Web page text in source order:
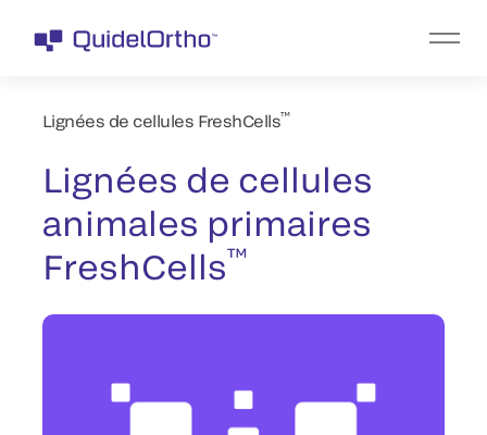
Lignées de cellules FreshCells™
Lignées de cellules
animales primaires
FreshCells™